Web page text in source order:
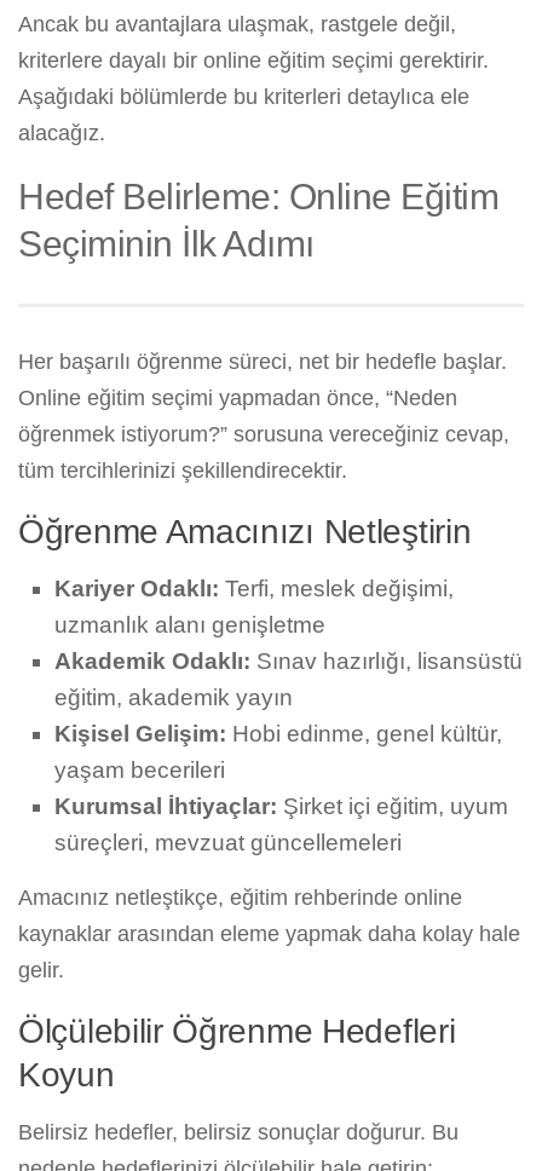
Ancak bu avantajlara ulaşmak, rastgele değil,
kriterlere dayalı bir online eğitim seçimi gerektirir.
Aşağıdaki bölümlerde bu kriterleri detaylıca ele
alacağız.
Hedef Belirleme: Online Eğitim
Seçiminin İlk Adımı
Her başarılı öğrenme süreci, net bir hedefle başlar.
Online eğitim seçimi yapmadan önce, “Neden
öğrenmek istiyorum?” sorusuna vereceğiniz cevap,
tüm tercihlerinizi şekillendirecektir.
Öğrenme Amacınızı Netleştirin
Kariyer Odaklı: Terfi, meslek değişimi,
uzmanlık alanı genişletme
Akademik Odaklı: Sınav hazırlığı, lisansüstü
eğitim, akademik yayın
Kişisel Gelişim: Hobi edinme, genel kültür,
yaşam becerileri
Kurumsal İhtiyaçlar: Şirket içi eğitim, uyum
süreçleri, mevzuat güncellemeleri
Amacınız netleştikçe, eğitim rehberinde online
kaynaklar arasından eleme yapmak daha kolay hale
gelir.
Ölçülebilir Öğrenme Hedefleri
Koyun
Belirsiz hedefler, belirsiz sonuçlar doğurur. Bu